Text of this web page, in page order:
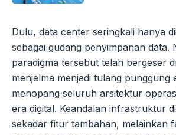
Dulu, data center seringkali hanya
sebagai gudang penyimpanan data.
paradigma tersebut telah bergeser
menjelma menjadi tulang punggung
menopang seluruh arsitektur
era digital. Keandalan infrastruktur
sekadar fitur tambahan, melainkan